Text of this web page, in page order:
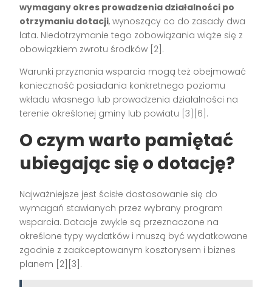
wymagany okres prowadzenia działalności po
otrzymaniu dotacji, wynoszący co do zasady dwa
lata. Niedotrzymanie tego zobowiązania wiąże się z
obowiązkiem zwrotu środków [2] .
Warunki przyznania wsparcia mogą też obejmować
konieczność posiadania konkretnego poziomu
wkładu własnego lub prowadzenia działalności na
terenie określonej gminy lub powiatu [3][6] .
O czym warto pamiętać
ubiegając się o dotację?
Najważniejsze jest ścisłe dostosowanie się do
wymagań stawianych przez wybrany program
wsparcia. Dotacje zwykle są przeznaczone na
określone typy wydatków i muszą być wydatkowane
zgodnie z zaakceptowanym kosztorysem i biznes
planem [2][3] .